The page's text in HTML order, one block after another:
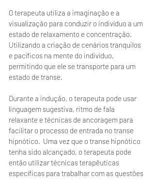
O terapeuta utiliza a imaginação e a
visualização para conduzir o indivíduo a um
estado de relaxamento e concentração.
Utilizando a criação de cenários tranquilos
e pacíficos na mente do indivíduo,
permitindo que ele se transporte para um
estado de transe.
Durante a indução, o terapeuta pode usar
linguagem sugestiva, ritmo de fala
relaxante e técnicas de ancoragem para
facilitar o processo de entrada no transe
hipnótico.  Uma vez que o transe hipnótico
tenha sido alcançado, o terapeuta pode
então utilizar técnicas terapêuticas
específicas para trabalhar com as questões